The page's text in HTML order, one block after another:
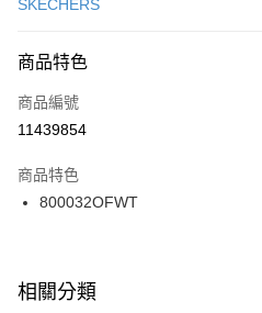
便利好安心！
３．安心：先確認商品／服務後，再付款
【「AFTEE先享後付」結帳流程】
１．於結帳方式選擇「AFTEE先享後付
２．訂單成立數日內，您將收到繳費通知
３．收到繳費通知簡訊後14天內，點擊
ATM／網路銀行／等多元方式進行付款
※ 交易是否成功請以「AFTEE先享後付
是否繳費成功／繳費後需取消欲退款等
每筆NT$100，滿NT$1,500(含以上)
宅配
每筆NT$100，滿NT$1,500(含以上)
付款後門市自取
每筆NT$100，滿NT$1,500(含以上)
SKECHERS
商品特色
商品編號
11439854
商品特色
800032OFWT
相關分類